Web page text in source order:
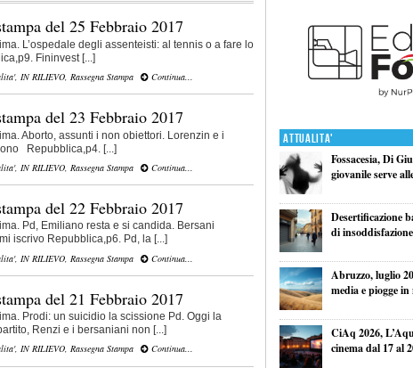
del 25 Febbraio 2017
L’ospedale degli assenteisti: al tennis o a fare lo
Fininvest [...]
, IN RILIEVO Rassegna Stampa Continua...
del 23 Febbraio 2017
Aborto, assunti i non obiettori. Lorenzin e i
Repubblica,p4. [...]
, IN RILIEVO Rassegna Stampa Continua...
del 22 Febbraio 2017
Pd, Emiliano resta e si candida. Bersani
iscrivo Repubblica,p6. Pd, la [...]
, IN RILIEVO Rassegna Stampa Continua...
del 21 Febbraio 2017
Prodi: un suicidio la scissione Pd. Oggi la
Renzi e i bersaniani non [...]
, IN RILIEVO, Rassegna Stampa Continua...
Attualita'
Fossacesia, Di
giovanile serve
Desertificazione
di
Abruzzo, luglio
media e piogge in
CiAq 2026,
cinema dal 17 al